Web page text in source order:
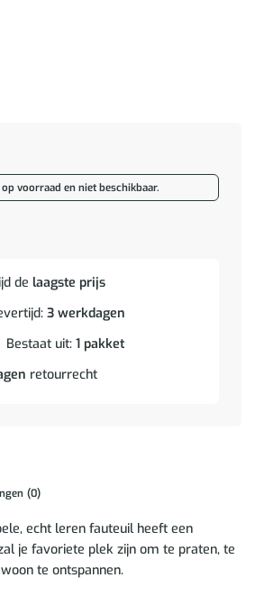
voorraad en niet beschikbaar.
de laagste prijs
3 werkdagen
Bestaat uit: 1 pakket
retourrecht
(0)
echt leren fauteuil heeft een
je favoriete plek zijn om te praten, te
te ontspannen.